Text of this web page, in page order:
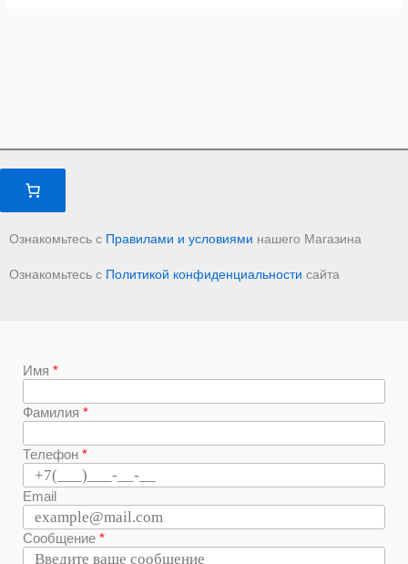
Ознакомьтесь с Правилами и условиями нашего Магазина
Ознакомьтесь с Политикой конфиденциальности сайта
Имя
Фамилия
Телефон
Email
Сообщение